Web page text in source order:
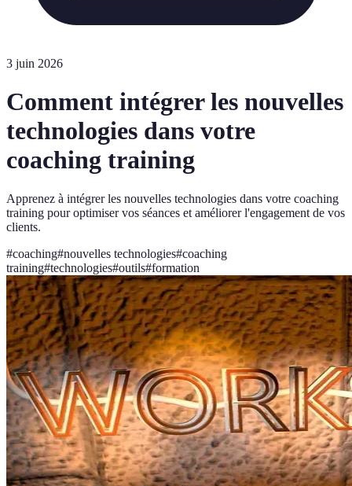
3 juin 2026
Comment intégrer les nouvelles
technologies dans votre
coaching training
Apprenez à intégrer les nouvelles technologies dans votre coaching
training pour optimiser vos séances et améliorer l'engagement de vos
clients.
#coaching#nouvelles technologies#coaching
training#technologies#outils#formation